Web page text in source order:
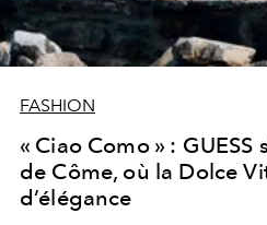
FASHION
« Ciao Como » : GUESS
de Côme, où la Dolce
d’élégance